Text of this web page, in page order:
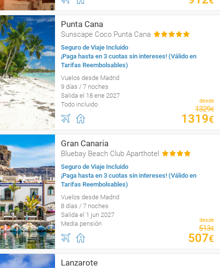
Punta Cana
Sunscape Coco Punta Cana
Seguro de Viaje Incluido
¡Paga hasta en 3 cuotas sin intereses! (Válido en
Tarifas Reembolsables)
Vuelos desde Madrid
9 días / 7 noches
Salida el 18 ene 2027
Todo incluido
desde
1329€
1319€
Gran Canaria
Bluebay Beach Club Aparthotel
Seguro de Viaje Incluido
¡Paga hasta en 3 cuotas sin intereses! (Válido en
Tarifas Reembolsables)
Vuelos desde Madrid
8 días / 7 noches
Salida el 1 jun 2027
Media pensión
desde
513€
507€
Lanzarote